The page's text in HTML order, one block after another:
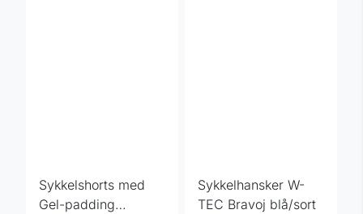
Sykkelshorts med
Gel-padding
Sykkelhansker W-
TEC Bravoj blå/sort